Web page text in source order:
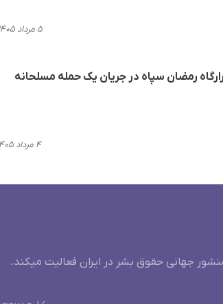
۵ مرداد ۱۴۰۵، ۱۷:۴۵
رمضان سپاه در جریان یک حمله مسلحانه
۴ مرداد ۱۴۰۵، ۲۲:۰۰
جهانی حقوق بشر در ایران فعالیت میکند.